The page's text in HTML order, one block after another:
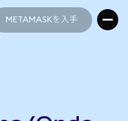
METAMASKを入手